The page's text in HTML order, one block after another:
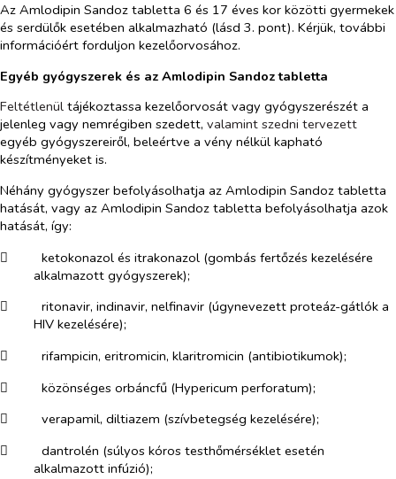
Az Amlodipin Sandoz tabletta 6 és 17 éves kor közötti gyermekek
és serdülők esetében alkalmazható (lásd 3. pont). Kérjük, további
információért forduljon kezelőorvosához.
Egyéb gyógyszerek és az Amlodipin Sandoz tabletta
Feltétlenül tájékoztassa kezelőorvosát vagy gyógyszerészét a
jelenleg vagy nemrégiben szedett, valamint szedni tervezett
egyéb gyógyszereiről, beleértve a vény nélkül kapható
készítményeket is.
Néhány gyógyszer befolyásolhatja az Amlodipin Sandoz tabletta
hatását, vagy az Amlodipin Sandoz tabletta befolyásolhatja azok
hatását, így:
​
ketokonazol és itrakonazol (gombás fertőzés kezelésére
alkalmazott gyógyszerek);
​
ritonavir, indinavir, nelfinavir (úgynevezett proteáz-gátlók a
HIV kezelésére);
​
rifampicin, eritromicin, klaritromicin (antibiotikumok);
​
közönséges orbáncfű (Hypericum perforatum);
​
verapamil, diltiazem (szívbetegség kezelésére);
​
dantrolén (súlyos kóros testhőmérséklet esetén
alkalmazott infúzió);